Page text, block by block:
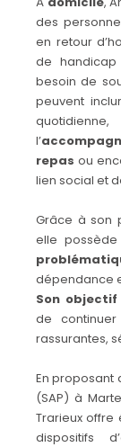
des
en retour
de
besoin de
peuvent
l’
repas ou
lien social et
Grâce à son
elle possède
dépendance
Son objectif
de
rassurantes,
En proposant
(SAP) à
Trarieux
dispositifs